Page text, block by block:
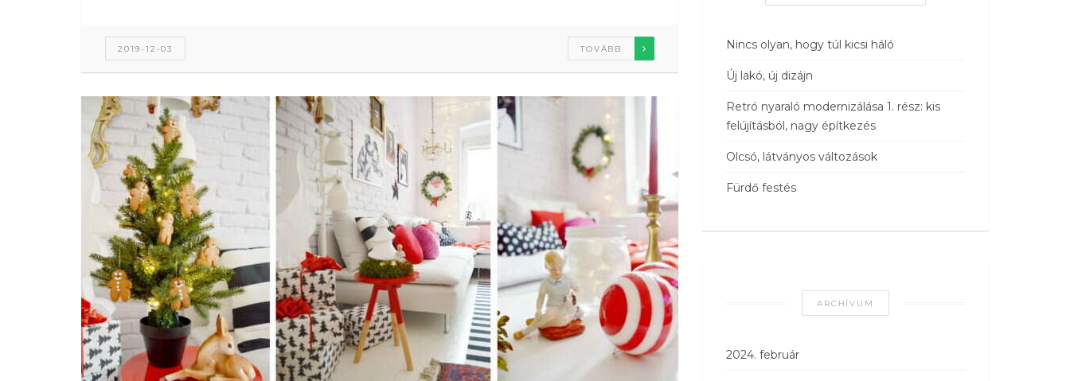
2019-12-03 TOVÁBB Nincs olyan, hogy túl kicsi háló
Új lakó, új dizájn
Retró nyaraló modernizálása 1. rész: kis
felújításból, nagy építkezés
Olcsó, látványos változások
Fürdő festés
ARCHÍVUM
2024. február